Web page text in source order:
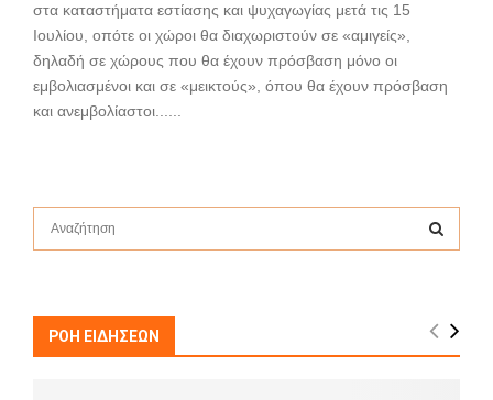
στα καταστήματα εστίασης και ψυχαγωγίας μετά τις 15
Ιουλίου, οπότε οι χώροι θα διαχωριστούν σε «αμιγείς»,
δηλαδή σε χώρους που θα έχουν πρόσβαση μόνο οι
εμβολιασμένοι και σε «μεικτούς», όπου θα έχουν πρόσβαση
και ανεμβολίαστοι......
f
A
ΡΟΗ ΕΙΔΗΣΕΩΝ